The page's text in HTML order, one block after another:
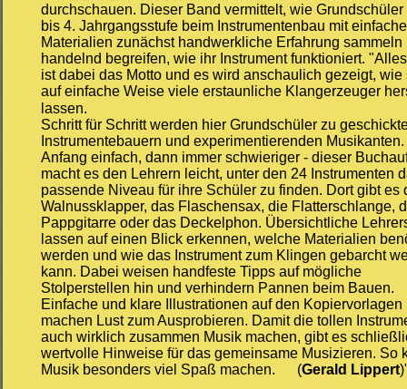
durchschauen. Dieser Band vermittelt, wie Grundschüler
bis 4. Jahrgangsstufe beim Instrumentenbau mit
Materialien zunächst handwerkliche Erfahrung sammeln
handelnd begreifen, wie ihr Instrument funktioniert.
ist dabei das Motto und es wird anschaulich gezeigt, wie
auf einfache Weise viele erstaunliche Klangerzeuger
lassen.
Schritt für Schritt werden hier Grundschüler zu
Instrumentebauern und experimentierenden Musikanten.
Anfang einfach, dann immer schwieriger - dieser
macht es den Lehrern leicht, unter den 24 Instrumenten
passende Niveau für ihre Schüler zu finden. Dort gibt es
Walnussklapper, das Flaschensax, die Flatterschlange,
Pappgitarre oder das Deckelphon. Übersichtliche
lassen auf einen Blick erkennen, welche Materialien
werden und wie das Instrument zum Klingen gebarcht
kann. Dabei weisen handfeste Tipps auf mögliche
Stolperstellen hin und verhindern Pannen beim Bauen.
Einfache und klare Illustrationen auf den Kopiervorlagen
machen Lust zum Ausprobieren. Damit die tollen
auch wirklich zusammen Musik machen, gibt es
wertvolle Hinweise für das gemeinsame Musizieren. So
Musik besonders viel Spaß machen. (Gerald Lippert